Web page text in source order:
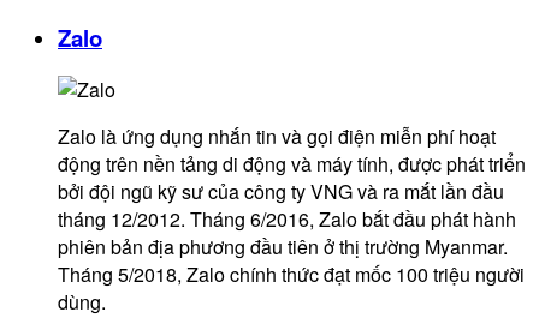
Zalo
Zalo là ứng dụng nhắn tin và gọi điện miễn phí hoạt
động trên nền tảng di động và máy tính, được phát triển
bởi đội ngũ kỹ sư của công ty VNG và ra mắt lần đầu
tháng 12/2012. Tháng 6/2016, Zalo bắt đầu phát hành
phiên bản địa phương đầu tiên ở thị trường Myanmar.
Tháng 5/2018, Zalo chính thức đạt mốc 100 triệu người
dùng.